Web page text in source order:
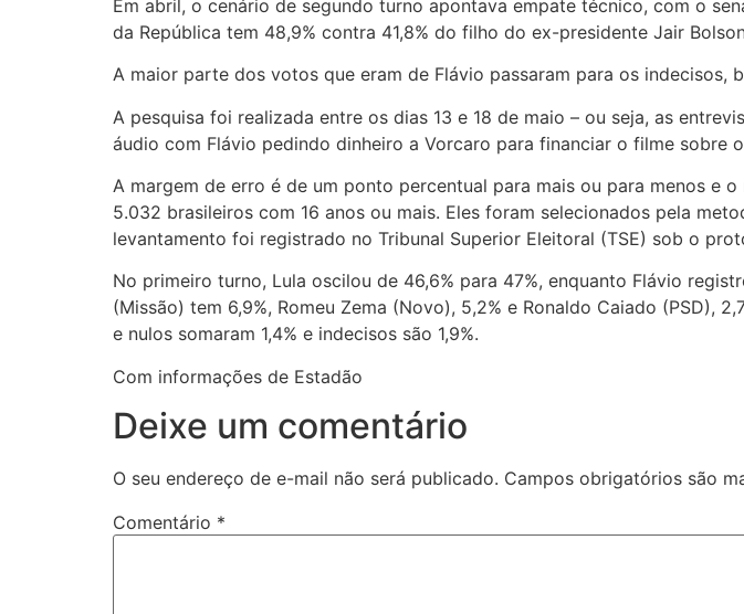
Em abril, o cenário de segundo turno apontava empate técnico, com o
da República tem 48,9% contra 41,8% do filho do ex-presidente Jair
A maior parte dos votos que eram de Flávio passaram para os indecisos,
A pesquisa foi realizada entre os dias 13 e 18 de maio – ou seja, as
áudio com Flávio pedindo dinheiro a Vorcaro para financiar o filme sobre
A margem de erro é de um ponto percentual para mais ou para menos e
5.032 brasileiros com 16 anos ou mais. Eles foram selecionados pela
levantamento foi registrado no Tribunal Superior Eleitoral (TSE) sob o
No primeiro turno, Lula oscilou de 46,6% para 47%, enquanto Flávio
(Missão) tem 6,9%, Romeu Zema (Novo), 5,2% e Ronaldo Caiado (PSD),
e nulos somaram 1,4% e indecisos são 1,9%.
Com informações de Estadão
Deixe um comentário
O seu endereço de e-mail não será publicado. Campos obrigatórios são
Comentário *